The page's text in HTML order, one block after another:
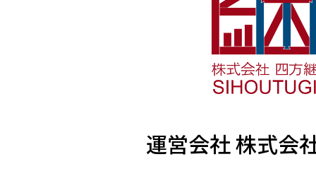
運営会社 株式会